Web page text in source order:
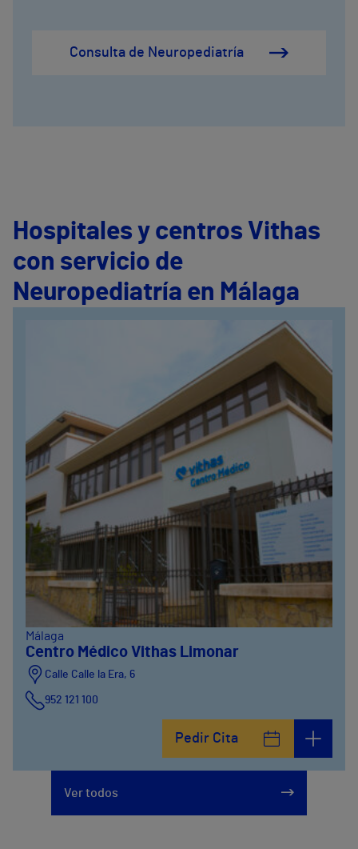
Consulta de Neuropediatría
Hospitales y centros Vithas
con servicio de
Neuropediatría en Málaga
Málaga
Centro Médico Vithas Limonar
Calle Calle la Era, 6
952 121 100
Pedir Cita
Ver todos